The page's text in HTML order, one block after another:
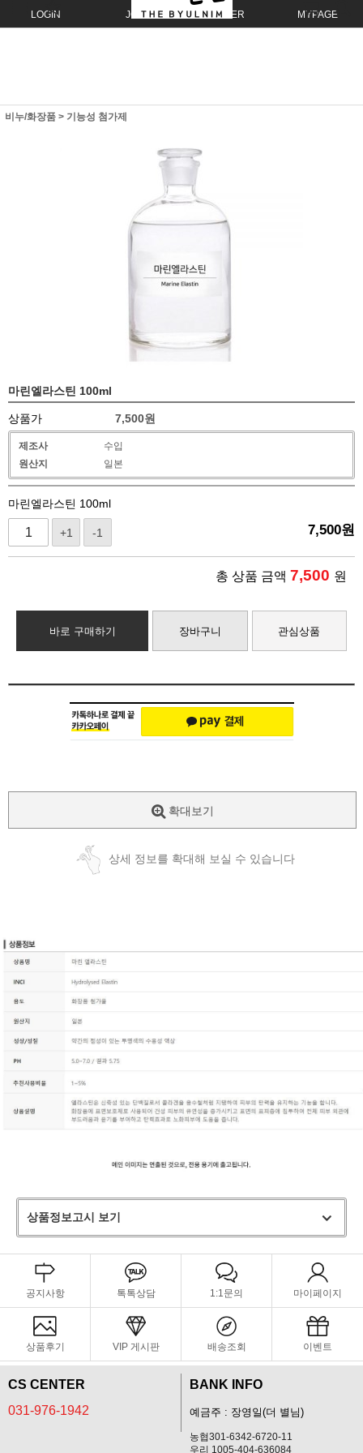
LOGIN JOIN ORDER MYPAGE
비누/화장품 > 기능성 첨가제
마린엘라스틴 100ml
상품가 7,500원
제조사
수입
원산지
일본
마린엘라스틴 100ml
+1 -1 7,500원
총 상품 금액 7,500 원
바로 구매하기 장바구니 관심상품
확대보기
상세 정보를 확대해 보실 수 있습니다
상품정보고시 보기
공지사항 톡톡상담 1:1문의 마이페이지
상품후기 VIP 게시판 배송조회 이벤트
CS CENTER
031-976-1942
BANK INFO
예금주 : 장영일(더 별님)
농협301-6342-6720-11
우리 1005-404-636084